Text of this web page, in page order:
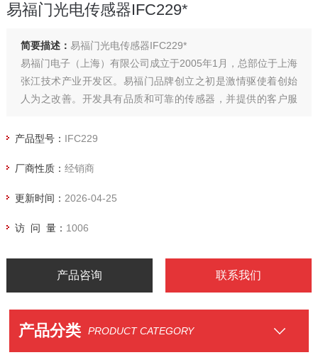
易福门光电传感器IFC229*
简要描述： 易福门光电传感器IFC229*
易福门电子（上海）有限公司成立于2005年1月，总部位于上海
张江技术产业开发区。易福门品牌创立之初是激情驱使着创始
人为之改善。开发具有品质和可靠的传感器，并提供的客户服
越 1969 年10 月 ifm开始推出的实体产品。
产品型号： IFC229
厂商性质： 经销商
更新时间： 2026-04-25
访 问 量： 1006
产品咨询 联系我们
产品分类 PRODUCT CATEGORY